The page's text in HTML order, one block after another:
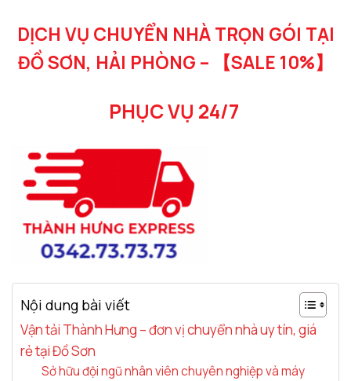
DỊCH VỤ CHUYỂN NHÀ TRỌN GÓI TẠI
ĐỒ SƠN, HẢI PHÒNG – 【SALE 10%】
PHỤC VỤ 24/7
Nội dung bài viết
Vận tải Thành Hưng – đơn vị chuyển nhà uy tín, giá
rẻ tại Đồ Sơn
Sở hữu đội ngũ nhân viên chuyên nghiệp và máy